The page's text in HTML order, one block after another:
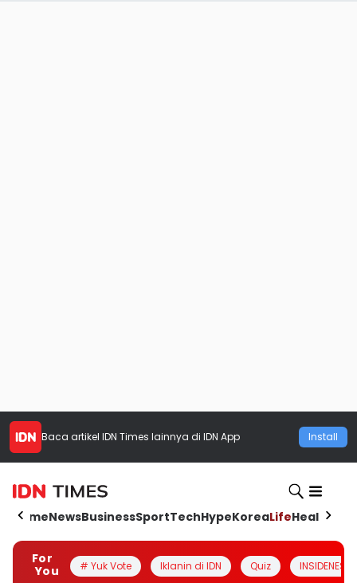
Baca artikel IDN Times lainnya di IDN App Install
HomeNewsBusinessSportTechHypeKoreaLifeHealth
For
You
# Yuk Vote Iklanin di IDN Quiz INSIDENESIA